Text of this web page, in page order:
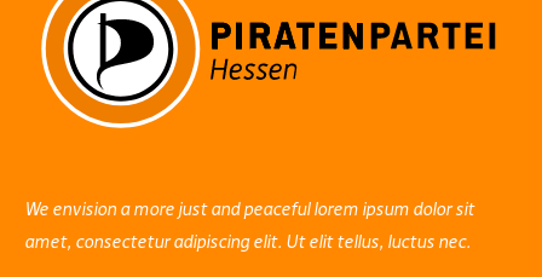
We envision a more just and peaceful lorem ipsum dolor sit
amet, consectetur adipiscing elit. Ut elit tellus, luctus nec.